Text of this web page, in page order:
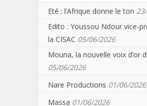
Eté : l’Afrique donne le ton
Edito : Youssou Ndour vice-
la CISAC 05/06/2026
Mouna, la nouvelle voix d’or
05/06/2026
Nare Productions 01/06/2026
Massa 01/06/2026